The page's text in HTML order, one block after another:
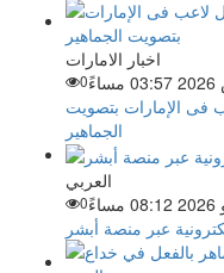
اخبار الامارات
0
فى الإمارات بتصويت
الجماهير
العربي
0
عبر منصة أبشر